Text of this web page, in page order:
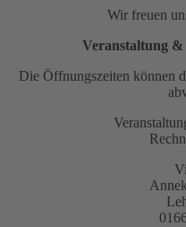
Wir freuen
Veranstaltung &
Die Öffnungszeiten können